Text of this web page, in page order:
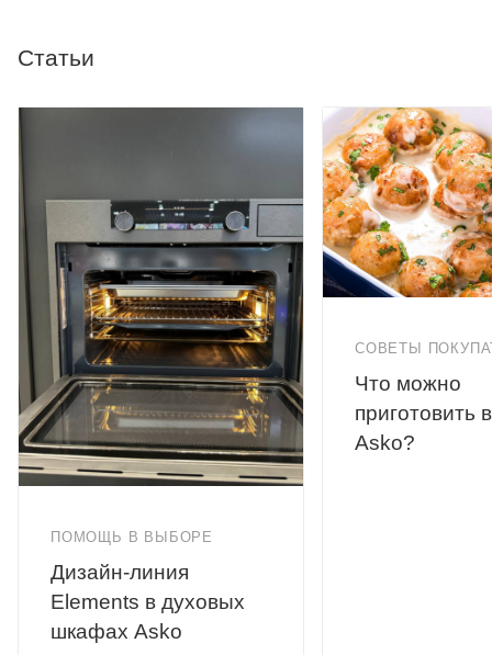
Статьи
ПОМОЩЬ В ВЫБОРЕ
Дизайн-линия
Elements в духовых
шкафах Asko
СОВЕТЫ
Что можно
приготовить
Asko?